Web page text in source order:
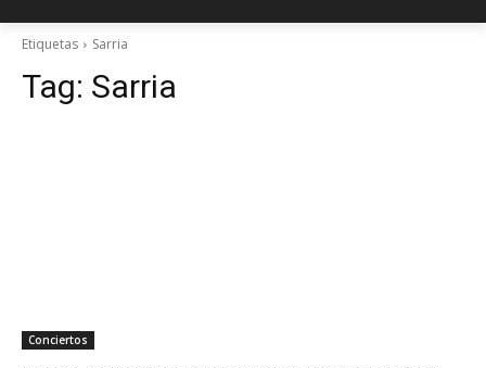
Etiquetas Sarria
Tag: Sarria
Conciertos